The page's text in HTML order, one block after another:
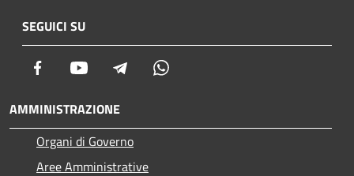
SEGUICI SU
Facebook Youtube Telegram
AMMINISTRAZIONE
Organi di Governo
Aree Amministrative